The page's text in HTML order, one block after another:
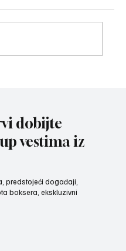
dobijte
vestima iz
predstojeći događaji,
boksera, ekskluzivni